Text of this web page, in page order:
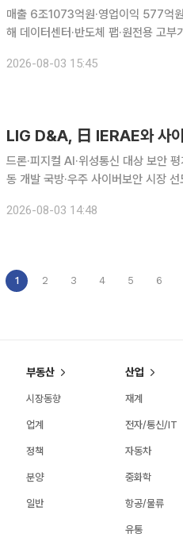
매출 6조1073억원·영업이익 577억
해 데이터센터·반도체 팹·원전용 고
부가 철강재 판매 증가를 기반으로
2026-08-03 15:45
LIG D&A, 日 IERAE와 사
드론·피지컬 AI·위성통신 대상 보안
동 개발 국방·우주 사이버보안 시장
일 일본 도쿄 시부야 GMO 인터넷그
2026-08-03 14:48
1 2 3 4 5 6
부동산
시장동향
업계
정책
분양
일반
산업
재계
전자/통신/IT
자동차
중화학
항공/물류
유통